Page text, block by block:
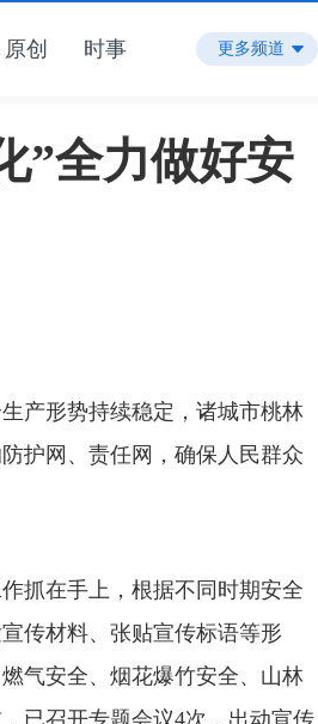
原创 时事 更多频道
”全力做好安
产形势持续稳定，诸城市桃林
护网、责任网，确保人民群众
抓在手上，根据不同时期安全
传材料、张贴宣传标语等形
气安全、烟花爆竹安全、山林
已召开专题会议4次，出动宣传